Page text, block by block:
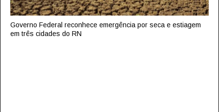
Governo Federal reconhece emergência por seca e estiagem
em três cidades do RN